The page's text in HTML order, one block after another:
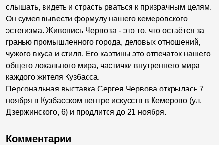
слышать, видеть и страсть рваться к призрачным целям.
Он сумел вывести формулу нашего кемеровского
эстетизма. Живопись Червова - это то, что остаётся за
гранью промышленного города, деловых отношений,
чужого вкуса и стиля. Его картины это отпечаток нашего
общего локального мира, частички внутреннего мира
каждого жителя Кузбасса.
Персональная выставка Сергея Червова открылась 7
ноября в Кузбасском центре искусств в Кемерово (ул.
Дзержинского, 6) и продлится до 21 ноября.
Комментарии